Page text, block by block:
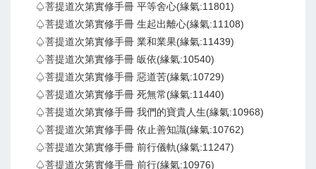
♤菩提道次第實修手冊 平等舍心(緣氣:11801)
♤菩提道次第實修手冊 生起出離心(緣氣:11108)
♤菩提道次第實修手冊 業和業果(緣氣:11439)
♤菩提道次第實修手冊 皈依(緣氣:10540)
♤菩提道次第實修手冊 惡道苦(緣氣:10729)
♤菩提道次第實修手冊 死無常(緣氣:11440)
♤菩提道次第實修手冊 我們的寶貴人生(緣氣:10968)
♤菩提道次第實修手冊 依止善知識(緣氣:10762)
♤菩提道次第實修手冊 前行儀軌(緣氣:11247)
♤菩提道次第實修手冊 前行(緣氣:10976)